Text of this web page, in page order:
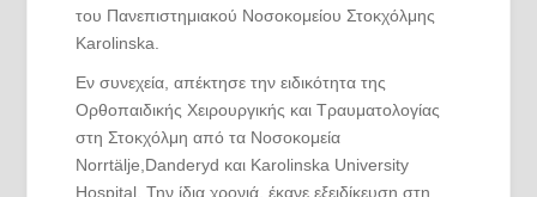
του Πανεπιστημιακού Νοσοκομείου Στοκχόλμης
Karolinska.
Εν συνεχεία, απέκτησε την ειδικότητα της
Ορθοπαιδικής Χειρουργικής και Τραυματολογίας
στη Στοκχόλμη από τα Νοσοκομεία
Norrtälje,Danderyd και Karolinska University
Hospital. Την ίδια χρονιά, έκανε εξειδίκευση στη